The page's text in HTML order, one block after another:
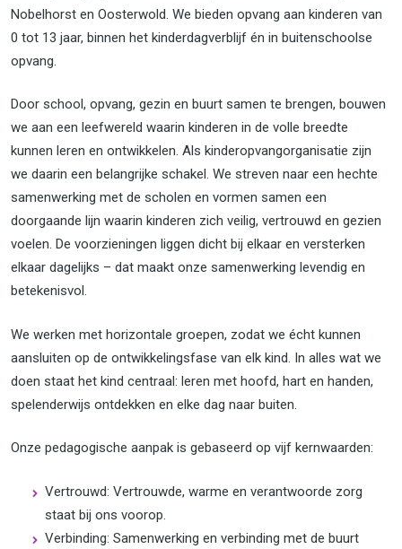
Nobelhorst en Oosterwold. We bieden opvang aan kinderen van
0 tot 13 jaar, binnen het kinderdagverblijf én in buitenschoolse
opvang.
Door school, opvang, gezin en buurt samen te brengen, bouwen
we aan een leefwereld waarin kinderen in de volle breedte
kunnen leren en ontwikkelen. Als kinderopvangorganisatie zijn
we daarin een belangrijke schakel. We streven naar een hechte
samenwerking met de scholen en vormen samen een
doorgaande lijn waarin kinderen zich veilig, vertrouwd en gezien
voelen. De voorzieningen liggen dicht bij elkaar en versterken
elkaar dagelijks – dat maakt onze samenwerking levendig en
betekenisvol.
We werken met horizontale groepen, zodat we écht kunnen
aansluiten op de ontwikkelingsfase van elk kind. In alles wat we
doen staat het kind centraal: leren met hoofd, hart en handen,
spelenderwijs ontdekken en elke dag naar buiten.
Onze pedagogische aanpak is gebaseerd op vijf kernwaarden:
Vertrouwd: Vertrouwde, warme en verantwoorde zorg
staat bij ons voorop.
Verbinding: Samenwerking en verbinding met de buurt